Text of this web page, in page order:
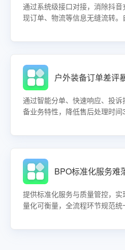
通过系统级接口对接，消除抖
现订单、物流等信息无缝流转
业高效运营。
通过智能分单、快速响应、投
备业务特性，降低售后处理时
提供标准化服务与质量管控，实
量化可衡量，全流程环节规范
率。适用于办公用品类目，提升